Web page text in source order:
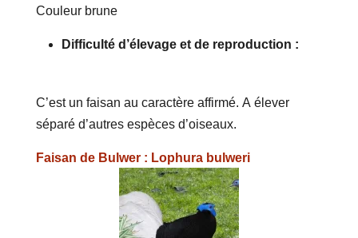
Couleur brune
Difficulté d’élevage et de reproduction :
C’est un faisan au caractère affirmé. A élever
séparé d’autres espèces d’oiseaux.
Faisan de Bulwer : Lophura bulweri